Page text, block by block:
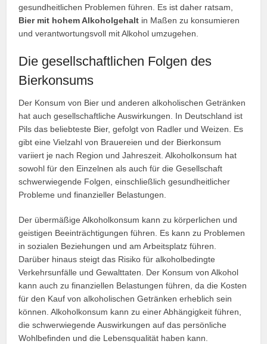
gesundheitlichen Problemen führen. Es ist daher ratsam,
Bier mit hohem Alkoholgehalt in Maßen zu konsumieren
und verantwortungsvoll mit Alkohol umzugehen.
Die gesellschaftlichen Folgen des
Bierkonsums
Der Konsum von Bier und anderen alkoholischen Getränken
hat auch gesellschaftliche Auswirkungen. In Deutschland ist
Pils das beliebteste Bier, gefolgt von Radler und Weizen. Es
gibt eine Vielzahl von Brauereien und der Bierkonsum
variiert je nach Region und Jahreszeit. Alkoholkonsum hat
sowohl für den Einzelnen als auch für die Gesellschaft
schwerwiegende Folgen, einschließlich gesundheitlicher
Probleme und finanzieller Belastungen.
Der übermäßige Alkoholkonsum kann zu körperlichen und
geistigen Beeinträchtigungen führen. Es kann zu Problemen
in sozialen Beziehungen und am Arbeitsplatz führen.
Darüber hinaus steigt das Risiko für alkoholbedingte
Verkehrsunfälle und Gewalttaten. Der Konsum von Alkohol
kann auch zu finanziellen Belastungen führen, da die Kosten
für den Kauf von alkoholischen Getränken erheblich sein
können. Alkoholkonsum kann zu einer Abhängigkeit führen,
die schwerwiegende Auswirkungen auf das persönliche
Wohlbefinden und die Lebensqualität haben kann.